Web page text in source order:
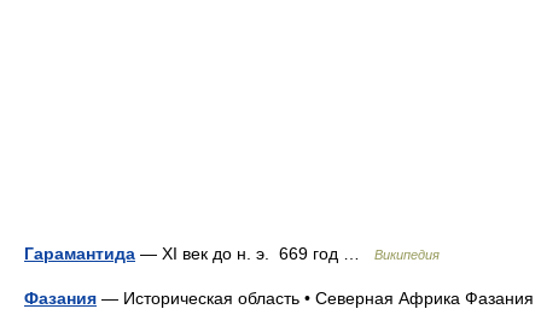
Гарамантида — XI век до н. э. 669 год … Википедия
Фазания — Историческая область • Северная Африка Фазания